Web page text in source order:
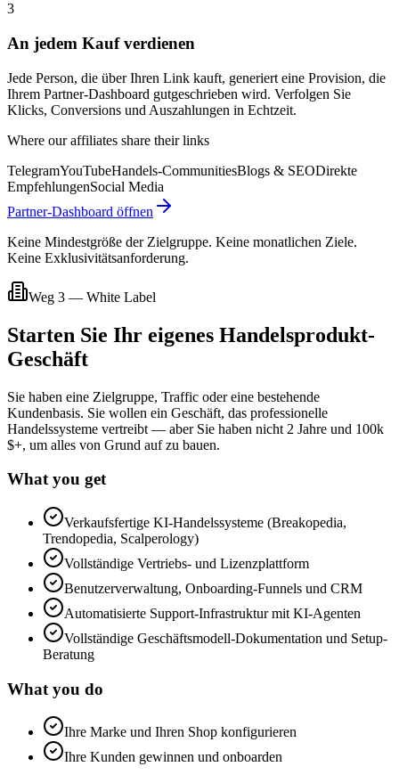
3
An jedem Kauf verdienen
Jede Person, die über Ihren Link kauft, generiert eine Provision, die
Ihrem Partner-Dashboard gutgeschrieben wird. Verfolgen Sie
Klicks, Conversions und Auszahlungen in Echtzeit.
Where our affiliates share their links
TelegramYouTubeHandels-CommunitiesBlogs & SEODirekte
EmpfehlungenSocial Media
Partner-Dashboard öffnen
Keine Mindestgröße der Zielgruppe. Keine monatlichen Ziele.
Keine Exklusivitätsanforderung.
Weg 3 — White Label
Starten Sie Ihr eigenes Handelsprodukt-
Geschäft
Sie haben eine Zielgruppe, Traffic oder eine bestehende
Kundenbasis. Sie wollen ein Geschäft, das professionelle
Handelssysteme vertreibt — aber Sie haben nicht 2 Jahre und 100k
$+, um alles von Grund auf zu bauen.
What you get
Verkaufsfertige KI-Handelssysteme (Breakopedia,
Trendopedia, Scalperology)
Vollständige Vertriebs- und Lizenzplattform
Benutzerverwaltung, Onboarding-Funnels und CRM
Automatisierte Support-Infrastruktur mit KI-Agenten
Vollständige Geschäftsmodell-Dokumentation und Setup-
Beratung
What you do
Ihre Marke und Ihren Shop konfigurieren
Ihre Kunden gewinnen und onboarden